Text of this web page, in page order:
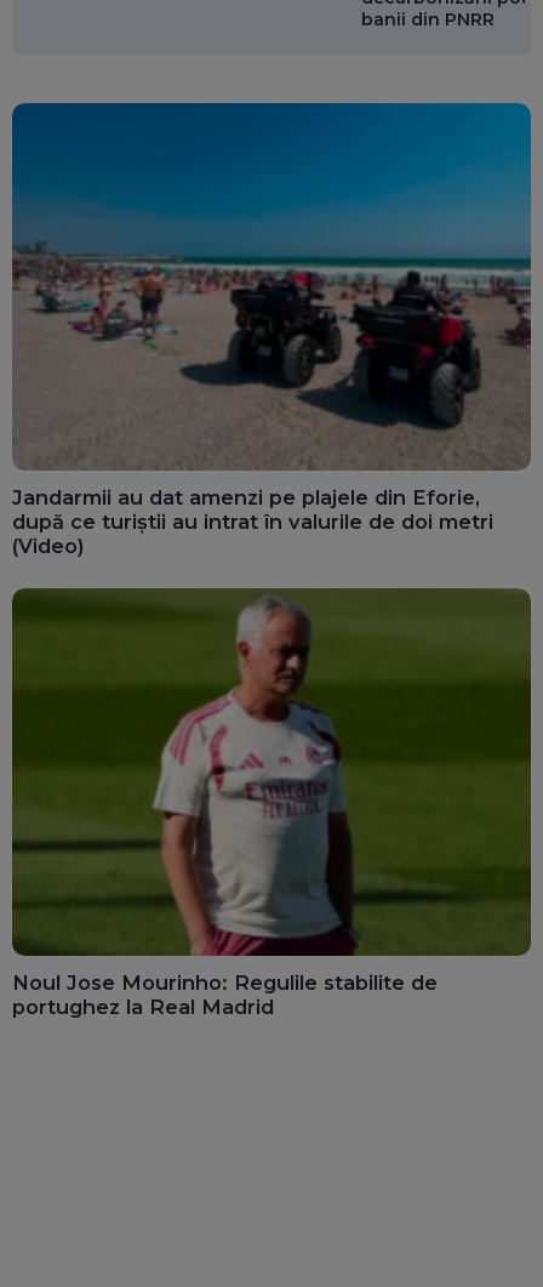
banii din PNRR
Jandarmii au dat amenzi pe plajele din Eforie,
după ce turiștii au intrat în valurile de doi metri
(Video)
Noul Jose Mourinho: Regulile stabilite de
portughez la Real Madrid